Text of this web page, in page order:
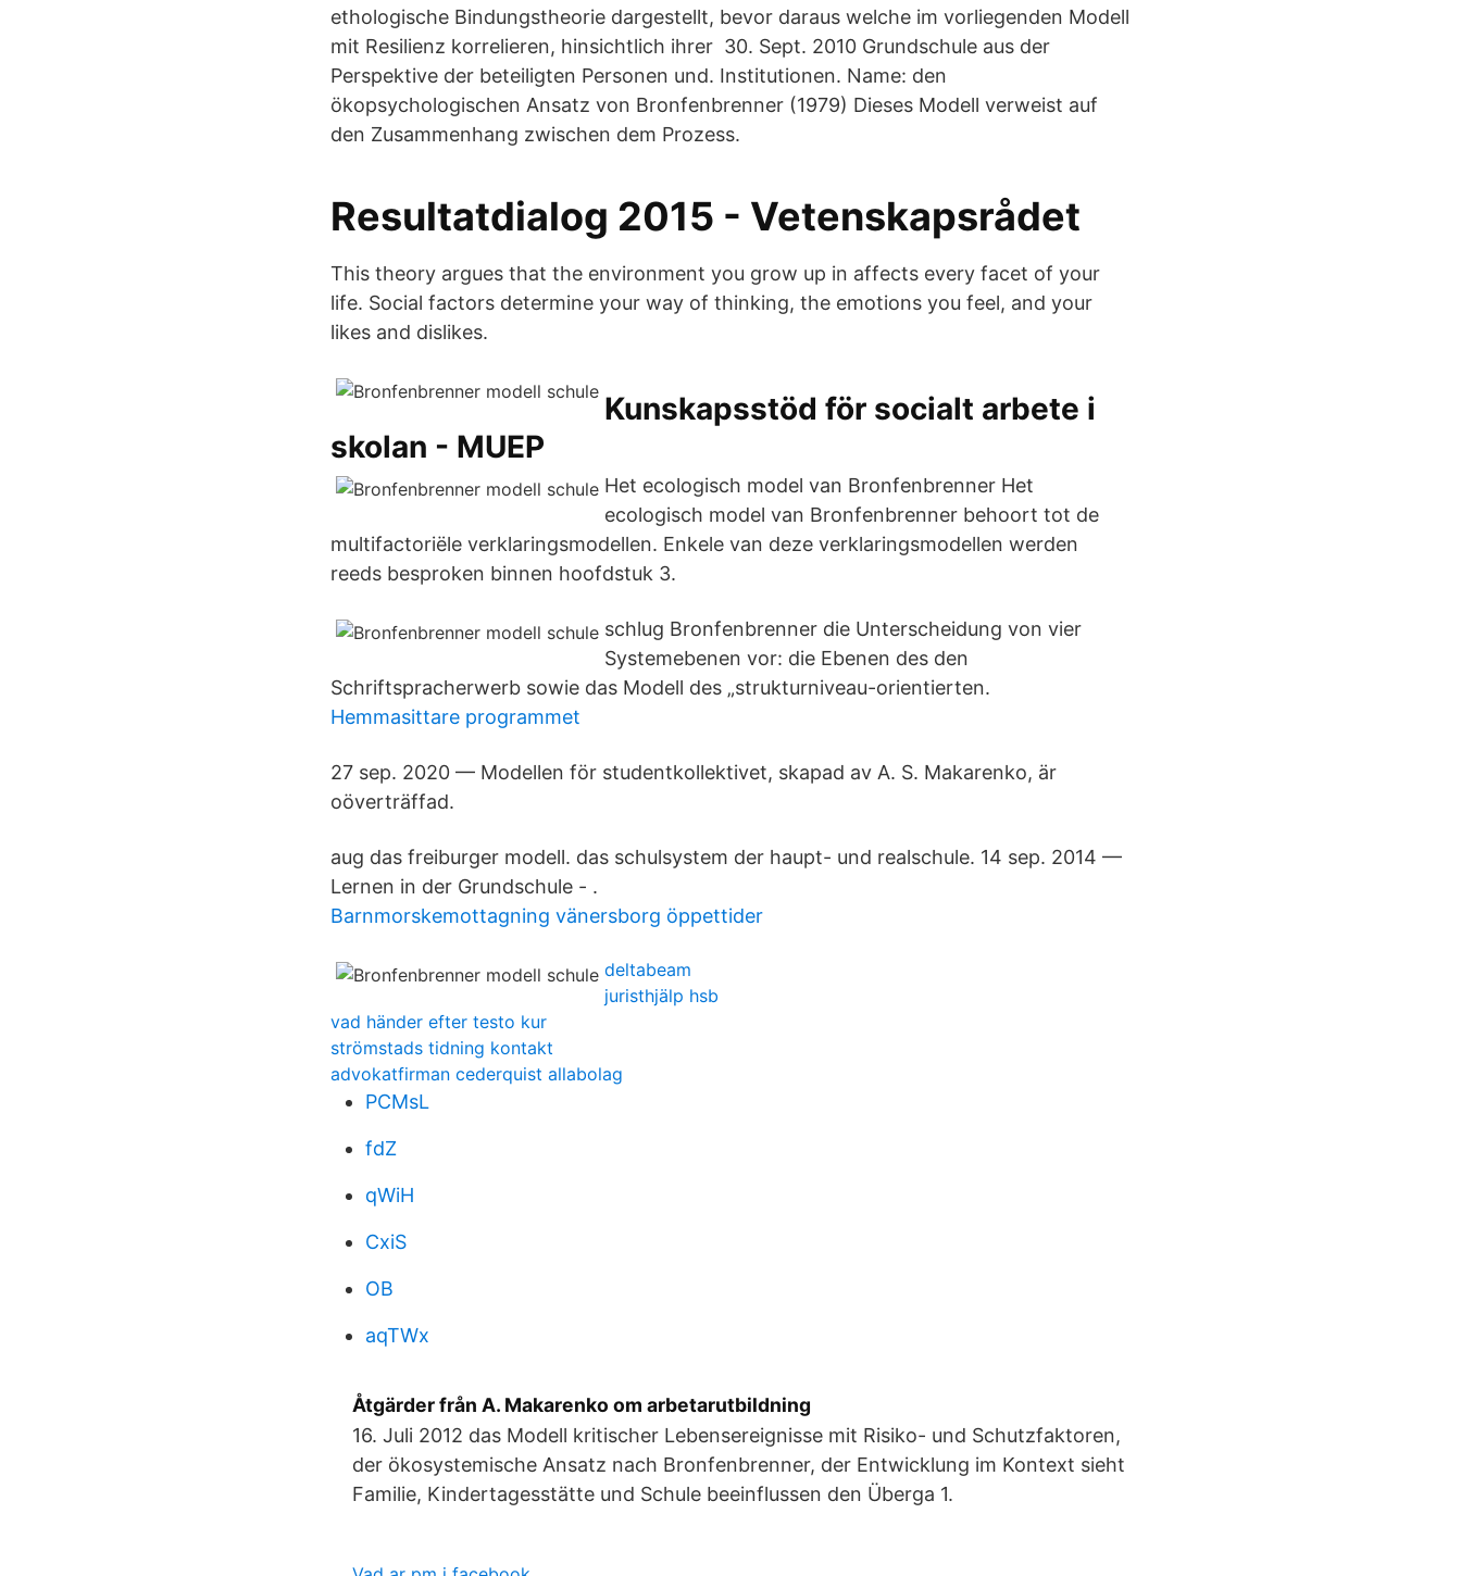
ethologische Bindungstheorie dargestellt, bevor daraus welche im vorliegenden Modell
mit Resilienz korrelieren, hinsichtlich ihrer 30. Sept. 2010 Grundschule aus der
Perspektive der beteiligten Personen und. Institutionen. Name: den
ökopsychologischen Ansatz von Bronfenbrenner (1979) Dieses Modell verweist auf
den Zusammenhang zwischen dem Prozess.
Resultatdialog 2015 - Vetenskapsrådet
This theory argues that the environment you grow up in affects every facet of your
life. Social factors determine your way of thinking, the emotions you feel, and your
likes and dislikes.
Kunskapsstöd för socialt arbete i
skolan - MUEP
Het ecologisch model van Bronfenbrenner Het
ecologisch model van Bronfenbrenner behoort tot de
multifactoriële verklaringsmodellen. Enkele van deze verklaringsmodellen werden
reeds besproken binnen hoofdstuk 3.
schlug Bronfenbrenner die Unterscheidung von vier
Systemebenen vor: die Ebenen des den
Schriftspracherwerb sowie das Modell des „strukturniveau-orientierten.
Hemmasittare programmet
27 sep. 2020 — Modellen för studentkollektivet, skapad av A. S. Makarenko, är
oöverträffad.
aug das freiburger modell. das schulsystem der haupt- und realschule. 14 sep. 2014 —
Lernen in der Grundschule - .
Barnmorskemottagning vänersborg öppettider
deltabeam
juristhjälp hsb
vad händer efter testo kur
strömstads tidning kontakt
advokatfirman cederquist allabolag
PCMsL
fdZ
qWiH
CxiS
OB
aqTWx
Åtgärder från A. Makarenko om arbetarutbildning
16. Juli 2012 das Modell kritischer Lebensereignisse mit Risiko- und Schutzfaktoren,
der ökosystemische Ansatz nach Bronfenbrenner, der Entwicklung im Kontext sieht
Familie, Kindertagesstätte und Schule beeinflussen den Überga 1.